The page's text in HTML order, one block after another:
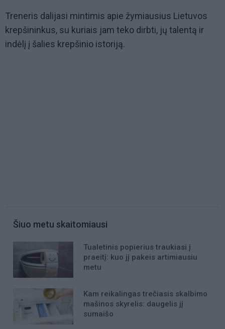
Treneris dalijasi mintimis apie žymiausius Lietuvos
krepšininkus, su kuriais jam teko dirbti, jų talentą ir
indėlį į šalies krepšinio istoriją.
Šiuo metu skaitomiausi
Tualetinis popierius traukiasi į
praeitį: kuo jį pakeis artimiausiu
metu
Kam reikalingas trečiasis skalbimo
mašinos skyrelis: daugelis jį
sumaišo